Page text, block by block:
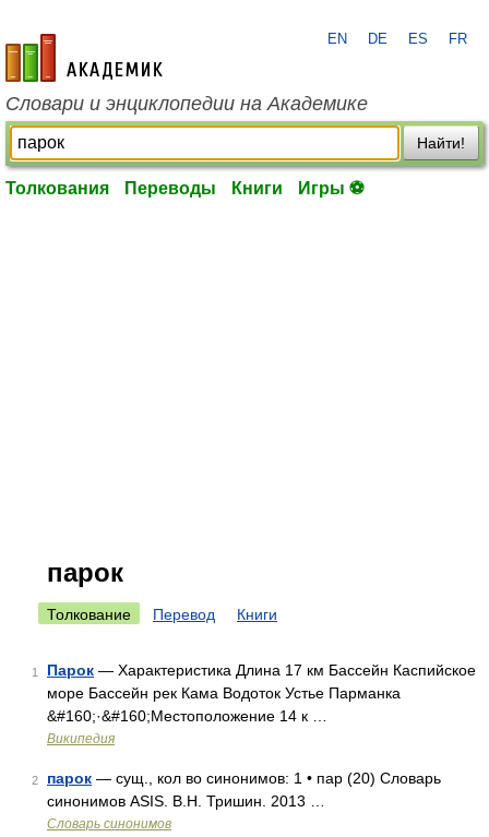
academic.ru
EN DE ES FR
Словари и энциклопедии на Академике
Найти!
Толкования Переводы Книги Игры ⚽
парок
Толкование Перевод Книги
1 Парок — Характеристика Длина 17 км Бассейн Каспийское
море Бассейн рек Кама Водоток Устье Парманка
&#160;·&#160;Местоположение 14 к …
Википедия
2 парок — сущ., кол во синонимов: 1 • пар (20) Словарь
синонимов ASIS. В.Н. Тришин. 2013 …
Словарь синонимов